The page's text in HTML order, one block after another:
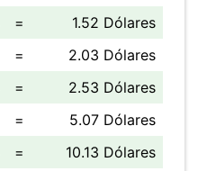
=
1.52 Dólares
=
2.03 Dólares
=
2.53 Dólares
=
5.07 Dólares
=
10.13 Dólares